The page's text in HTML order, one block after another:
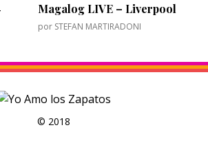
Magalog LIVE – Liverpool
por STEFAN MARTIRADONI
© 2018